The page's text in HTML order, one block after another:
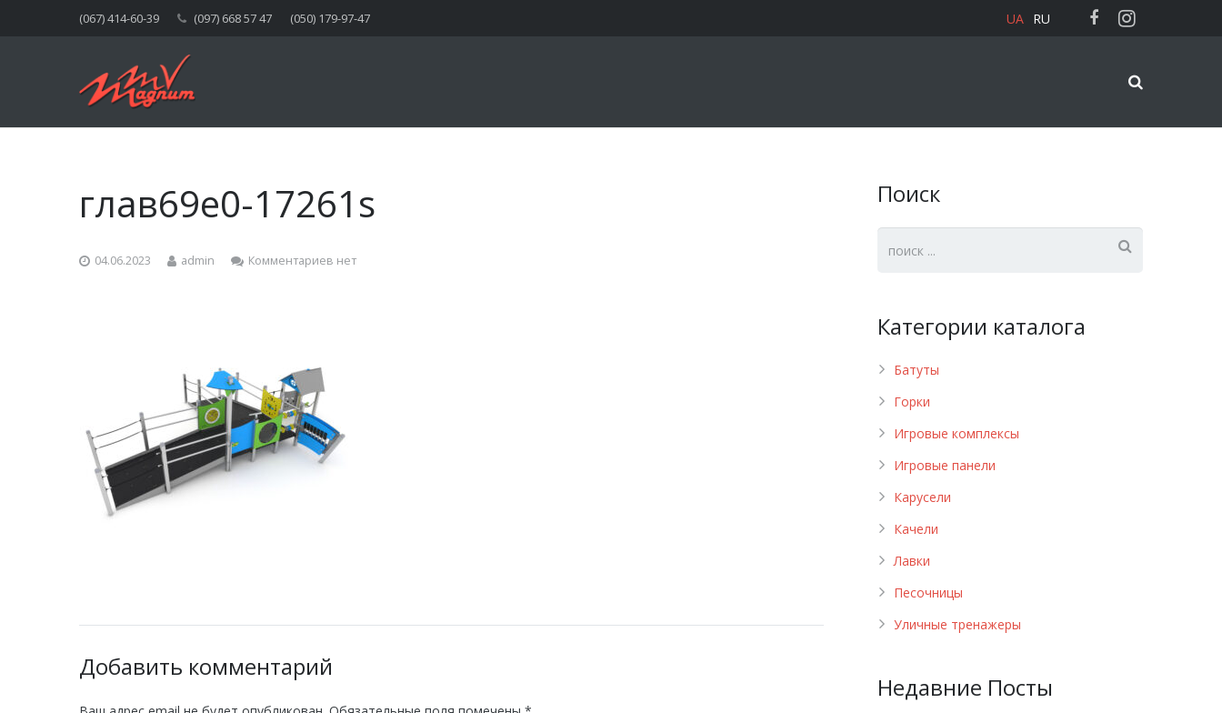
(067) 414-60-39 (097) 668 57 47 (050) 179-97-47 UA RU
глав69e0-17261s
04.06.2023 admin Комментариев нет
Добавить комментарий
Поиск
Категории каталога
Батуты
Горки
Игровые комплексы
Игровые панели
Карусели
Качели
Лавки
Песочницы
Уличные тренажеры
Недавние Посты